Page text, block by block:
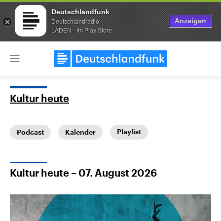
Deutschlandfunk
Deutschlandradio
LADEN - Im Play Store
Anzeigen
Close
Landtagswahl Sachsen-Anhalt
USA
Kultur heute
Podcast Kalender Playlist
Kultur heute – 07. August 2026